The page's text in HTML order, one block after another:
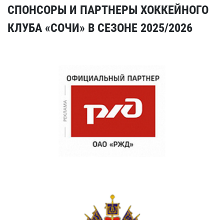
СПОНСОРЫ И ПАРТНЕРЫ ХОККЕЙНОГО
КЛУБА «СОЧИ» В СЕЗОНЕ 2025/2026